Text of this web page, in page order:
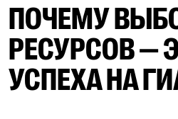
ПОЧЕМУ
РЕСУРСОВ —
УСПЕХА НА